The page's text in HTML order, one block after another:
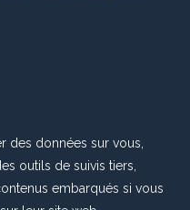
des données sur vous,
outils de suivis tiers,
embarqués si vous